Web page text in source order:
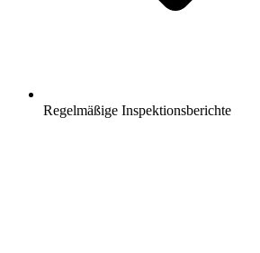
Regelmäßige Inspektionsberichte